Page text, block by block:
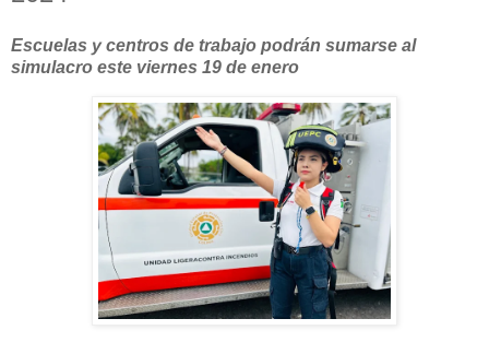
Escuelas y centros de trabajo podrán sumarse al
simulacro este viernes 19 de enero